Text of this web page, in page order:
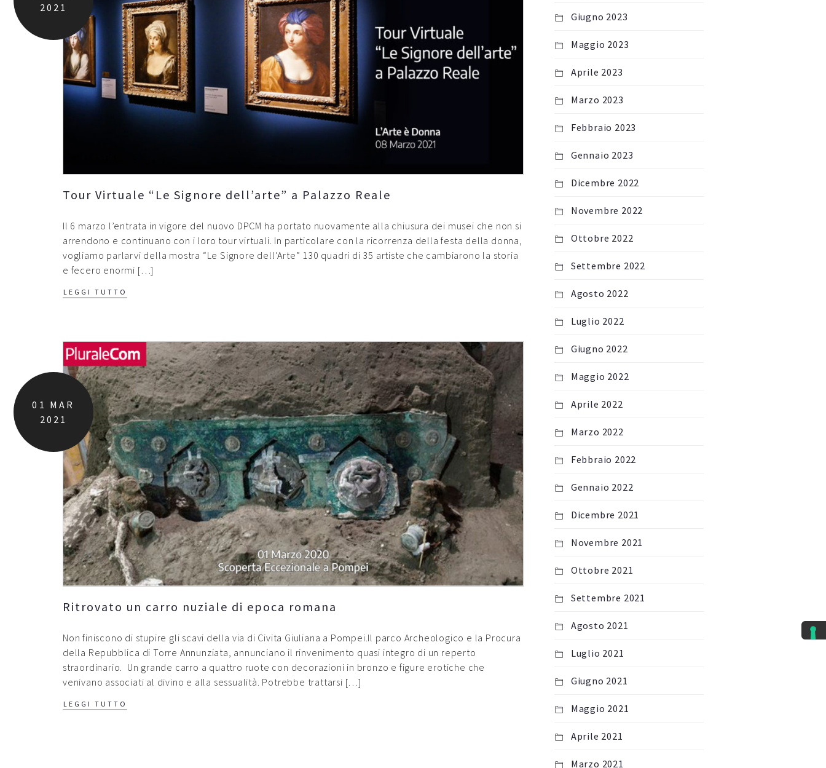
2021
Tour Virtuale “Le Signore dell’arte” a Palazzo Reale
Il 6 marzo l’entrata in vigore del nuovo DPCM ha portato nuovamente alla chiusura dei musei che non si
arrendono e continuano con i loro tour virtuali. In particolare con la ricorrenza della festa della donna,
vogliamo parlarvi della mostra “Le Signore dell’Arte” 130 quadri di 35 artiste che cambiarono la storia
e fecero enormi […]
LEGGI TUTTO
01 MAR
2021
Ritrovato un carro nuziale di epoca romana
Non finiscono di stupire gli scavi della via di Civita Giuliana a Pompei.Il parco Archeologico e la Procura
della Repubblica di Torre Annunziata, annunciano il rinvenimento quasi integro di un reperto
straordinario. Un grande carro a quattro ruote con decorazioni in bronzo e figure erotiche che
venivano associati al divino e alla sessualità. Potrebbe trattarsi […]
LEGGI TUTTO
Giugno 2023
Maggio 2023
Aprile 2023
Marzo 2023
Febbraio 2023
Gennaio 2023
Dicembre 2022
Novembre 2022
Ottobre 2022
Settembre 2022
Agosto 2022
Luglio 2022
Giugno 2022
Maggio 2022
Aprile 2022
Marzo 2022
Febbraio 2022
Gennaio 2022
Dicembre 2021
Novembre 2021
Ottobre 2021
Settembre 2021
Agosto 2021
Luglio 2021
Giugno 2021
Maggio 2021
Aprile 2021
Marzo 2021